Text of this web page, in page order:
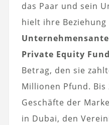
das Paar und sein
hielt ihre
Private Equity
Betrag, den sie
Millionen Pfund. Bis
Geschäfte der
in Dubai, den